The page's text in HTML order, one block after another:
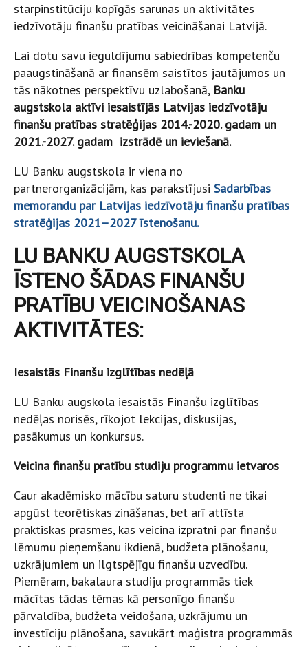
starpinstitūciju kopīgās sarunas un aktivitātes
iedzīvotāju finanšu pratības veicināšanai Latvijā.
Lai dotu savu ieguldījumu sabiedrības kompetenču
paaugstināšanā ar finansēm saistītos jautājumos un
tās nākotnes perspektīvu uzlabošanā, Banku
augstskola aktīvi iesaistījās Latvijas iedzīvotāju
finanšu pratības stratēģijas 2014.-2020. gadam un
2021.-2027. gadam izstrādē un ieviešanā.
LU Banku augstskola ir viena no
partnerorganizācijām, kas parakstījusi Sadarbības
memorandu par Latvijas iedzīvotāju finanšu pratības
stratēģijas 2021–2027 īstenošanu.
LU BANKU AUGSTSKOLA
ĪSTENO ŠĀDAS FINANŠU
PRATĪBU VEICINOŠANAS
AKTIVITĀTES:
Iesaistās Finanšu izglītības nedēļā
LU Banku augskola iesaistās Finanšu izglītības
nedēļas norisēs, rīkojot lekcijas, diskusijas,
pasākumus un konkursus.
Veicina finanšu pratību studiju programmu ietvaros
Caur akadēmisko mācību saturu studenti ne tikai
apgūst teorētiskas zināšanas, bet arī attīsta
praktiskas prasmes, kas veicina izpratni par finanšu
lēmumu pieņemšanu ikdienā, budžeta plānošanu,
uzkrājumiem un ilgtspējīgu finanšu uzvedību.
Piemēram, bakalaura studiju programmās tiek
mācītas tādas tēmas kā personīgo finanšu
pārvaldība, budžeta veidošana, uzkrājumu un
investīciju plānošana, savukārt maģistra programmās